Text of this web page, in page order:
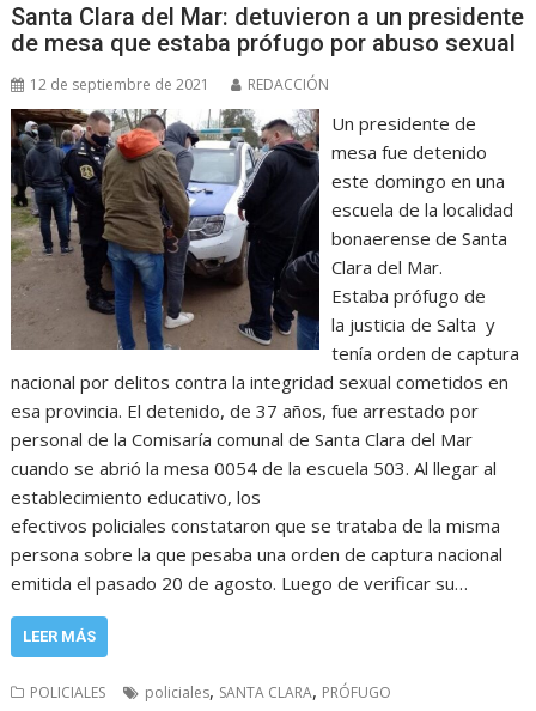
Santa Clara del Mar: detuvieron a un presidente
de mesa que estaba prófugo por abuso sexual
12 de septiembre de 2021 REDACCIÓN
Un presidente de
mesa fue detenido
este domingo en una
escuela de la localidad
bonaerense de Santa
Clara del Mar.
Estaba prófugo de
la justicia de Salta y
tenía orden de captura
nacional por delitos contra la integridad sexual cometidos en
esa provincia. El detenido, de 37 años, fue arrestado por
personal de la Comisaría comunal de Santa Clara del Mar
cuando se abrió la mesa 0054 de la escuela 503. Al llegar al
establecimiento educativo, los
efectivos policiales constataron que se trataba de la misma
persona sobre la que pesaba una orden de captura nacional
emitida el pasado 20 de agosto. Luego de verificar su…
LEER MÁS
POLICIALES policiales, SANTA CLARA, PRÓFUGO